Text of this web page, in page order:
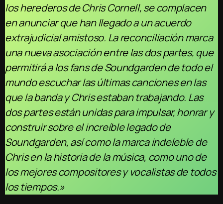
los herederos de Chris Cornell, se complacen
en anunciar que han llegado a un acuerdo
extrajudicial amistoso. La reconciliación marca
una nueva asociación entre las dos partes, que
permitirá a los fans de Soundgarden de todo el
mundo escuchar las últimas canciones en las
que la banda y Chris estaban trabajando. Las
dos partes están unidas para impulsar, honrar y
construir sobre el increíble legado de
Soundgarden, así como la marca indeleble de
Chris en la historia de la música, como uno de
los mejores compositores y vocalistas de todos
los tiempos.»